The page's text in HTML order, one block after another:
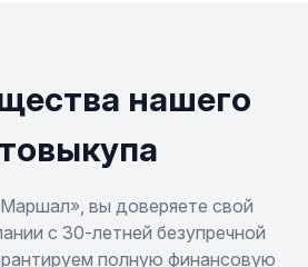
нашего
вы доверяете свой
с 30-летней безупречной
полную финансовую